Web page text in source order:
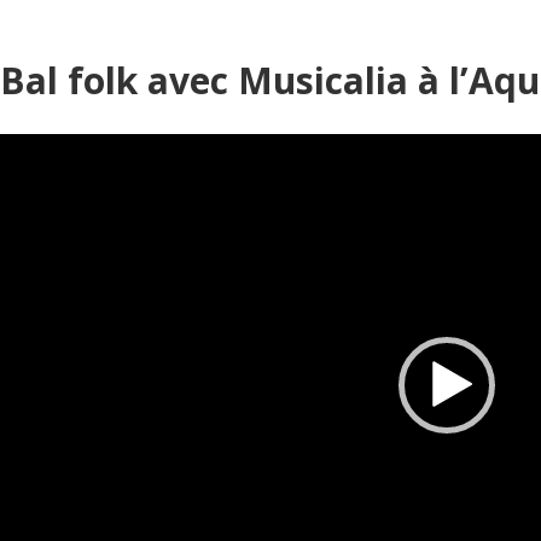
Bal folk avec Musicalia à